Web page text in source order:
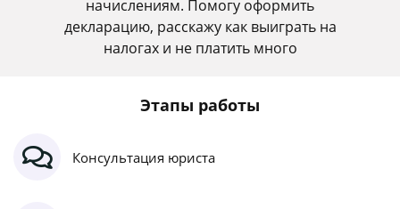
начислениям. Помогу оформить
декларацию, расскажу как выиграть на
налогах и не платить много
Этапы работы
Консультация юриста